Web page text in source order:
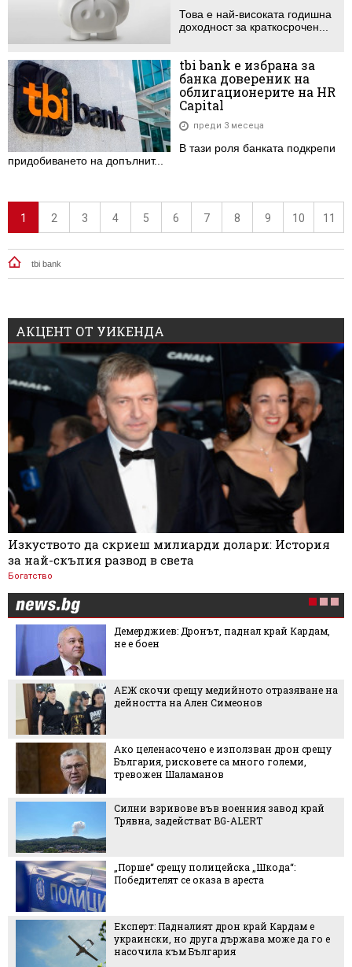
Това е най-високата годишна
доходност за краткосрочен...
tbi bank е избрана за
банка довереник на
облигационерите на HR
Capital
преди 3 месеца
В тази роля банката подкрепи
придобиването на допълнит...
1 2 3 4 5 6 7 8 9 10 11
tbi bank
АКЦЕНТ ОТ УИКЕНДА
Изкуството да скриеш милиарди долари: История
за най-скъпия развод в света
Богатство
Демерджиев: Дронът, паднал край Кардам,
не е боен
АЕЖ скочи срещу медийното отразяване на
дейността на Ален Симеонов
Ако целенасочено е използван дрон срещу
България, рисковете са много големи,
тревожен Шаламанов
Силни взривове във военния завод край
Трявна, задействат BG-ALERT
„Порше“ срещу полицейска „Шкода“:
Победителят се оказа в ареста
Експерт: Падналият дрон край Кардам е
украински, но друга държава може да го е
насочила към България